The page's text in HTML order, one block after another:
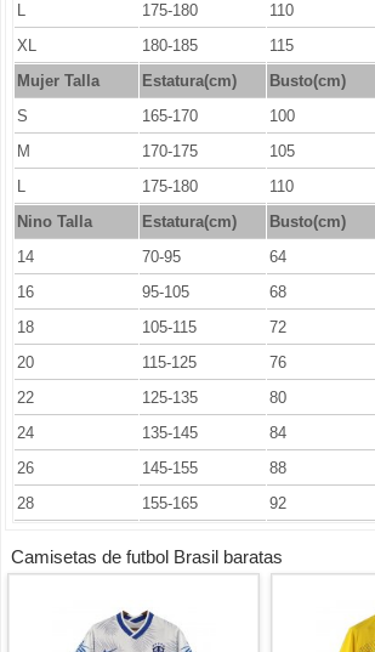
L
175-180 110
XL
180-185 115
Mujer Talla
Estatura(cm) Busto(cm)
S
165-170 100
M
170-175 105
L
175-180 110
Nino Talla
Estatura(cm) Busto(cm)
14
70-95 64
16
95-105 68
18
105-115 72
20
115-125 76
22
125-135 80
24
135-145 84
26
145-155 88
28
155-165 92
Camisetas de futbol Brasil baratas